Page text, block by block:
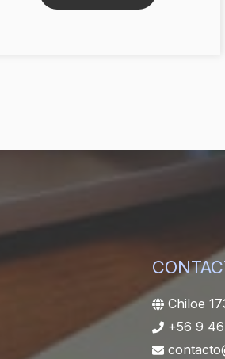
Chiloe
+56 9